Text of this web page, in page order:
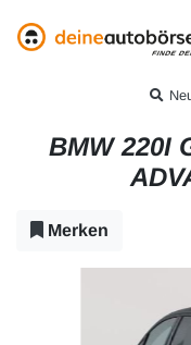
BMW 220I
Merken